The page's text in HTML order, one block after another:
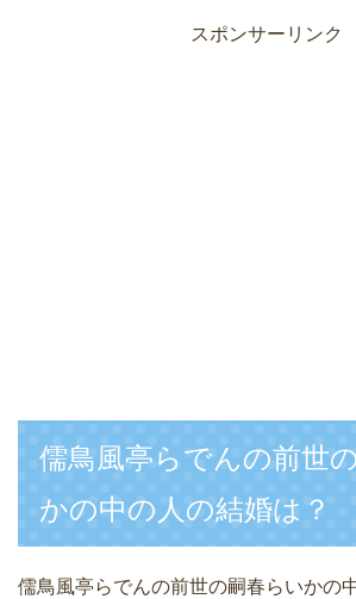
スポンサーリンク
儒鳥風亭らでんの前世
かの中の人の結婚は？
儒鳥風亭らでんの前世の嗣春らいかの